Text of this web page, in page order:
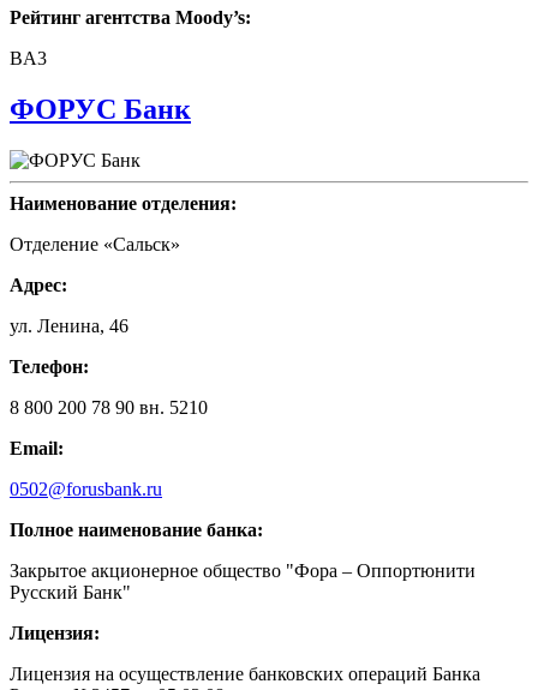
Рейтинг агентства Moody’s:
BA3
ФОРУС Банк
Наименование отделения:
Отделение «Сальск»
Адрес:
ул. Ленина, 46
Телефон:
8 800 200 78 90 вн. 5210
Email:
0502@forusbank.ru
Полное наименование банка:
Закрытое акционерное общество "Фора – Оппортюнити
Русский Банк"
Лицензия:
Лицензия на осуществление банковских операций Банка